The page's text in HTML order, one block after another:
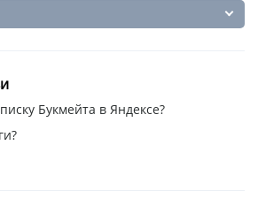
Букмейта в Яндексе?